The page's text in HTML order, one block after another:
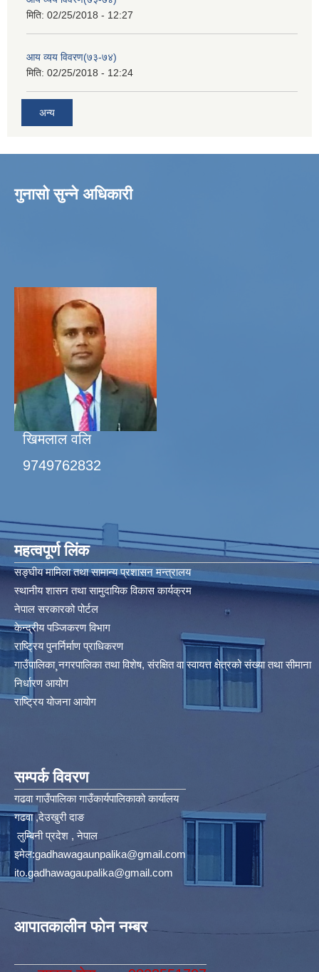
मिति: 02/25/2018 - 12:27
आय व्यय विवरण(७३-७४)
मिति: 02/25/2018 - 12:24
अन्य
गुनासो सुन्ने अधिकारी
खिमलाल वलि
9749762832
महत्वपूर्ण लिंक
सङ्घीय मामिला तथा सामान्य प्रशासन मन्त्रालय
स्थानीय शासन तथा सामुदायिक विकास कार्यक्रम
नेपाल सरकारको पोर्टल
केन्द्रीय पञ्जिकरण विभाग
राष्ट्रिय पुनर्निर्माण प्राधिकरण
गाउँपालिका¸नगरपालिका तथा विशेष, संरक्षित वा स्वायत्त क्षेत्रको संख्या तथा सीमाना
निर्धारण आयोग​
राष्ट्रिय योजना आयोग
सम्पर्क विवरण
गढवा गाउँपालिका गाउँकार्यपालिकाको कार्यालय
गढवा ,देउखुरी दाङ
लुम्बिनी प्रदेश , नेपाल
इमेल:gadhawagaunpalika@gmail.com
ito.gadhawagaupalika@gmail.com
आपातकालीन फोन नम्बर